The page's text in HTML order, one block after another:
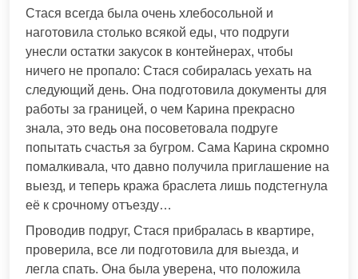
Стася всегда была очень хлебосольной и
наготовила столько всякой еды, что подруги
унесли остатки закусок в контейнерах, чтобы
ничего не пропало: Стася собиралась уехать на
следующий день. Она подготовила документы для
работы за границей, о чем Карина прекрасно
знала, это ведь она посоветовала подруге
попытать счастья за бугром. Сама Карина скромно
помалкивала, что давно получила приглашение на
выезд, и теперь кража браслета лишь подстегнула
её к срочному отъезду…
Проводив подруг, Стася прибралась в квартире,
проверила, все ли подготовила для выезда, и
легла спать. Она была уверена, что положила